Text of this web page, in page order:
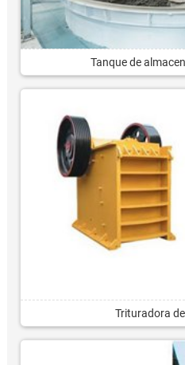
Tanque de
Trituradora